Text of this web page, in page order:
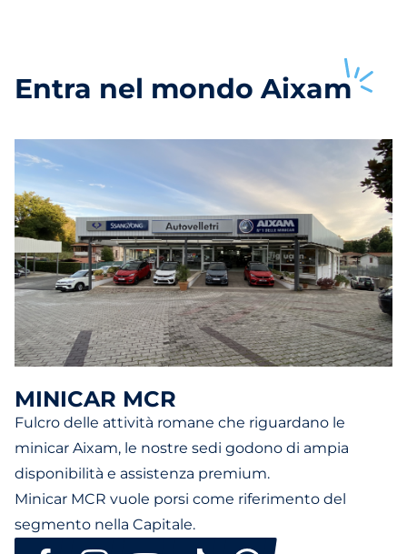
Entra nel mondo Aixam
MINICAR MCR
Fulcro delle attività romane che riguardano le
minicar Aixam, le nostre sedi godono di ampia
disponibilità e assistenza premium.
Minicar MCR vuole porsi come riferimento del
segmento nella Capitale.